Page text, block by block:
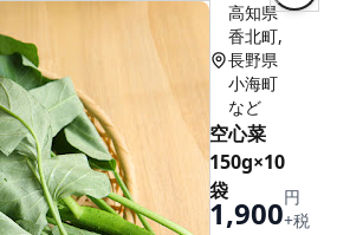
高知県
香北町,
長野県
小海町
など
空心菜
150g×10
袋
1,900円
+税